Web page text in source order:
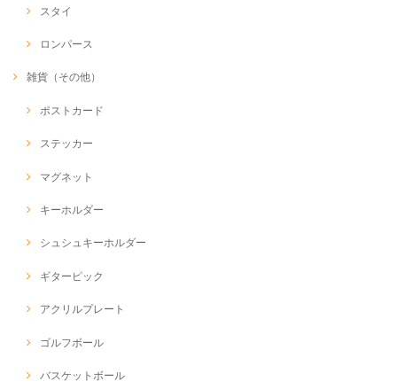
スタイ
ロンパース
雑貨（その他）
ポストカード
ステッカー
マグネット
キーホルダー
シュシュキーホルダー
ギターピック
アクリルプレート
ゴルフボール
バスケットボール